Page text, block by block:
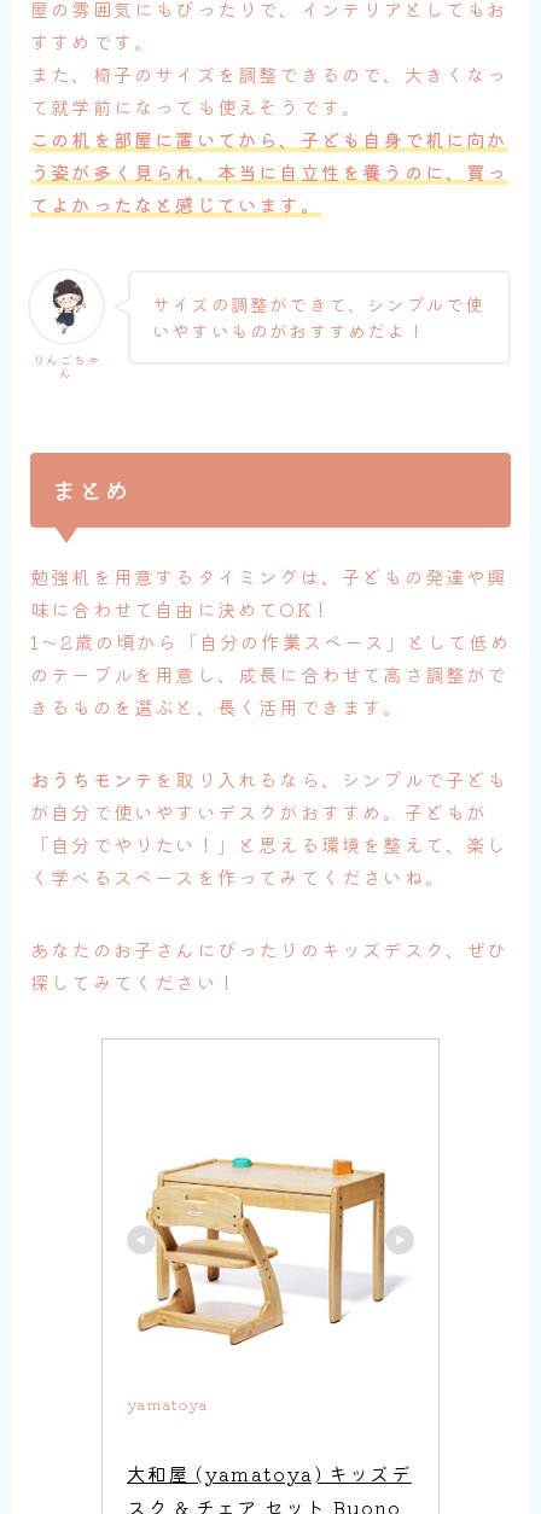
屋の雰囲気にもぴったりで、インテリアとしてもお
すすめです。
また、椅子のサイズを調整できるので、大きくなっ
て就学前になっても使えそうです。
この机を部屋に置いてから、子ども自身で机に向か
う姿が多く見られ、本当に自立性を養うのに、買っ
てよかったなと感じています。
りんごちゃ
ん
サイズの調整ができて、シンプルで使
いやすいものがおすすめだよ！
まとめ
勉強机を用意するタイミングは、子どもの発達や興
味に合わせて自由に決めてOK！
1〜2歳の頃から「自分の作業スペース」として低め
のテーブルを用意し、成長に合わせて高さ調整がで
きるものを選ぶと、長く活用できます。
おうちモンテ を取り入れるなら、シンプルで子ども
が自分で使いやすいデスクがおすすめ。子どもが
「自分でやりたい！」と思える環境を整えて、楽し
く学べるスペースを作ってみてくださいね。
あなたのお子さんにぴったりのキッズデスク、ぜひ
探してみてください！
yamatoya
大和屋 (yamatoya) キッズデ
スク & チェア セット Buono